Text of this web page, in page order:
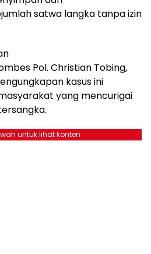
satwa langka tanpa izin
Pol. Christian Tobing,
kasus ini
yang mencurigai
untuk lihat konten